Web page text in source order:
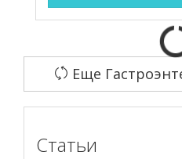
Еще
Статьи